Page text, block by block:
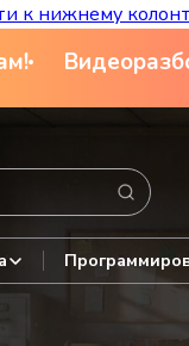
к нижнему